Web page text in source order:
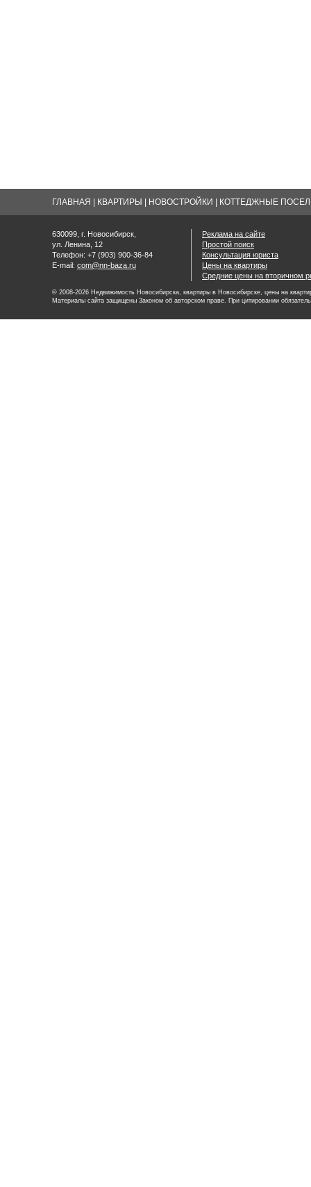
ГЛАВНАЯ КВАРТИРЫ НОВОСТРОЙКИ КОТТЕДЖНЫЕ
630099, г. Новосибирск,
ул. Ленина, 12
Телефон: +7 (903) 900-36-84
E-mail: com@nn-baza.ru
Реклама на сайте
Простой поиск
Консультация юриста
Цены на квартиры
Средние цены на вторичном
© 2008-2026 Недвижимость Новосибирска, квартиры в Новосибирске, цены на
Материалы сайта защищены Законом об авторском праве. При цитировании